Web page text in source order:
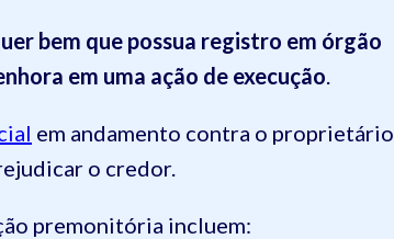
bem que possua registro em órgão
em uma ação de execução
em andamento contra o proprietário
o credor.
premonitória incluem: